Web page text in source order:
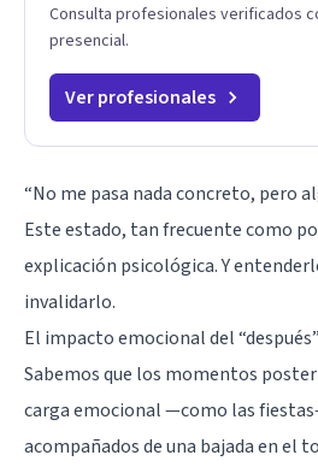
Consulta profesionales verificados
presencial.
Ver profesionales
“No me pasa nada concreto, pero
Este estado, tan frecuente como
explicación psicológica. Y
invalidarlo.
El impacto emocional del “después”
Sabemos que los momentos
carga emocional —como las
acompañados de una bajada en el